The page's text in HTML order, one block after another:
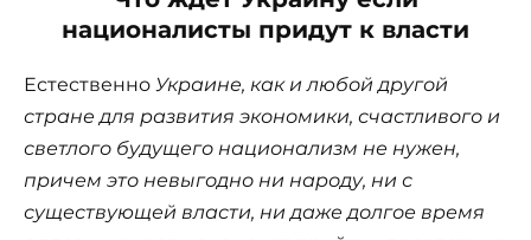
националисты придут к власти
Естественно Украине, как и любой другой
стране для развития экономики, счастливого и
светлого будущего национализм не нужен,
причем это невыгодно ни народу, ни с
существующей власти, ни даже долгое время